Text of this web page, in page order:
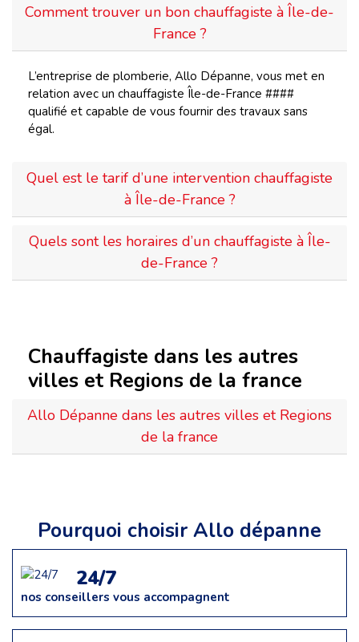
Comment trouver un bon chauffagiste à Île-de-
France ?
L’entreprise de plomberie, Allo Dépanne, vous met en
relation avec un chauffagiste Île-de-France ####
qualifié et capable de vous fournir des travaux sans
égal.
Quel est le tarif d’une intervention chauffagiste
à Île-de-France ?
Quels sont les horaires d’un chauffagiste à Île-
de-France ?
Chauffagiste dans les autres
villes et Regions de la france
Allo Dépanne dans les autres villes et Regions
de la france
Pourquoi choisir Allo dépanne
24/7
nos conseillers vous accompagnent